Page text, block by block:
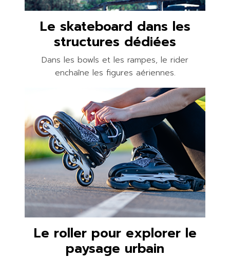
Le skateboard dans les
structures dédiées
Dans les bowls et les rampes, le rider
enchaîne les figures aériennes.
Le roller pour explorer le
paysage urbain